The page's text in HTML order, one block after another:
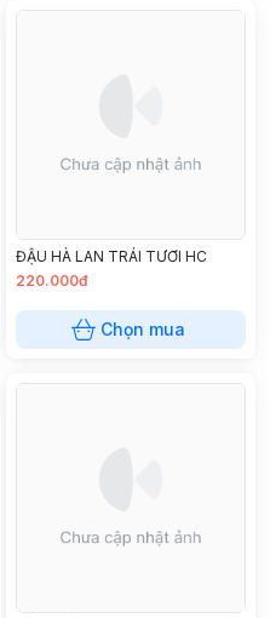
ĐẬU HÀ LAN TRÁI TƯƠI HC
220.000đ
Chọn mua